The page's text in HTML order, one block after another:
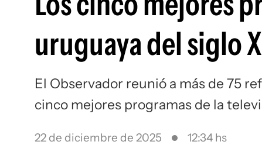
uruguaya del siglo
El Observador reunió a más de 75
cinco mejores programas de la
22 de diciembre de 2025 12:34 hs